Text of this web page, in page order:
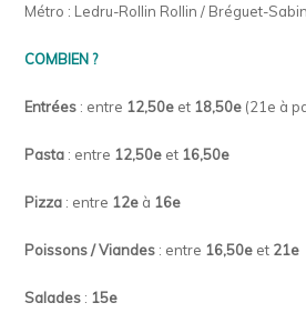
Métro : Ledru-Rollin Rollin / Bréguet-Sabin
COMBIEN ?
Entrées : entre 12,50e et 18,50e (21e à
Pasta : entre 12,50e et 16,50e
Pizza : entre 12e à 16e
Poissons / Viandes : entre 16,50e et 21e
Salades : 15e